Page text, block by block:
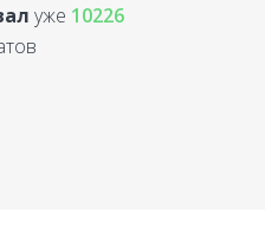
уже 10226